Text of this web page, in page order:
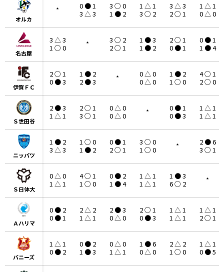
オルカ
*
0 ● 1
3 △ 3
3 ○ 0
1 ● 2
1 △ 1
3 ○ 2
3 △ 3
2 ○ 1
1 △ 1
0 △ 0
名古屋
3 △ 3
1 ○ 0
*
3 ○ 2
2 ○ 1
1 ● 3
1 ● 2
2 ○ 1
0 ● 1
0 ● 1
1 ● 4
伊賀ＦＣ
2 ○ 1
0 ● 3
1 ● 2
2 ● 3
*
0 △ 0
0 △ 0
1 ● 2
1 ○ 0
4 ○ 1
2 ○ 0
Ｓ世田谷
2 ● 3
1 △ 1
2 ○ 1
3 ○ 1
0 △ 0
0 △ 0
*
0 ● 1
0 ● 3
1 △ 1
1 △ 1
ニッパツ
1 ● 2
3 △ 3
1 ○ 0
1 ● 2
0 ● 1
2 ○ 1
3 ○ 0
1 ○ 0
*
2 ● 6
3 ○ 1
Ｓ日体大
0 △ 0
1 △ 1
4 ○ 1
1 ○ 0
0 ● 2
1 ● 4
1 △ 1
1 △ 1
1 ● 3
6 ○ 2
*
Ａハリマ
0 ● 2
0 ● 1
2 △ 2
1 △ 1
2 ● 3
0 △ 0
2 ○ 1
0 ● 3
1 △ 1
1 △ 1
1 △ 1
2 ○ 1
バニーズ
1 △ 1
0 ● 2
0 ● 2
1 ● 3
0 △ 0
1 △ 1
1 ● 6
0 △ 0
2 △ 2
1 ○ 0
1 △ 1
0 ● 5
オルカ
名古屋
伊賀ＦＣ
Ｓ世田谷
ニッパツ
Ｓ日体大
Ａハリマ
バニーズ